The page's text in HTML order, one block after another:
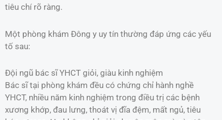
tiêu chí rõ ràng.
Một phòng khám Đông y uy tín thường đáp ứng các yếu
tố sau:
Đội ngũ bác sĩ YHCT giỏi, giàu kinh nghiệm
Bác sĩ tại phòng khám đều có chứng chỉ hành nghề
YHCT, nhiều năm kinh nghiệm trong điều trị các bệnh
xương khớp, đau lưng, thoát vị đĩa đệm, mất ngủ, tiêu